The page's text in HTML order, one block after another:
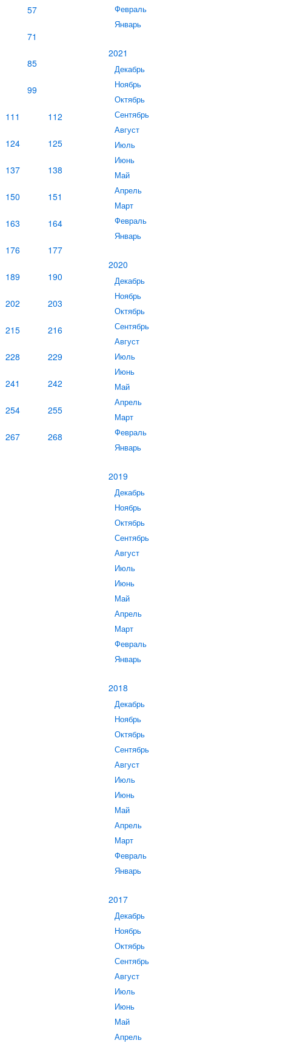
Февраль
Январь
2021
Декабрь
Ноябрь
Октябрь
Сентябрь
Август
Июль
Июнь
Май
Апрель
Март
Февраль
Январь
2020
Декабрь
Ноябрь
Октябрь
Сентябрь
Август
Июль
Июнь
Май
Апрель
Март
Февраль
Январь
2019
Декабрь
Ноябрь
Октябрь
Сентябрь
Август
Июль
Июнь
Май
Апрель
Март
Февраль
Январь
2018
Декабрь
Ноябрь
Октябрь
Сентябрь
Август
Июль
Июнь
Май
Апрель
Март
Февраль
Январь
2017
Декабрь
Ноябрь
Октябрь
Сентябрь
Август
Июль
Июнь
Май
Апрель
57
71
85
99
111 112
124 125
137 138
150 151
163 164
176 177
189 190
202 203
215 216
228 229
241 242
254 255
267 268